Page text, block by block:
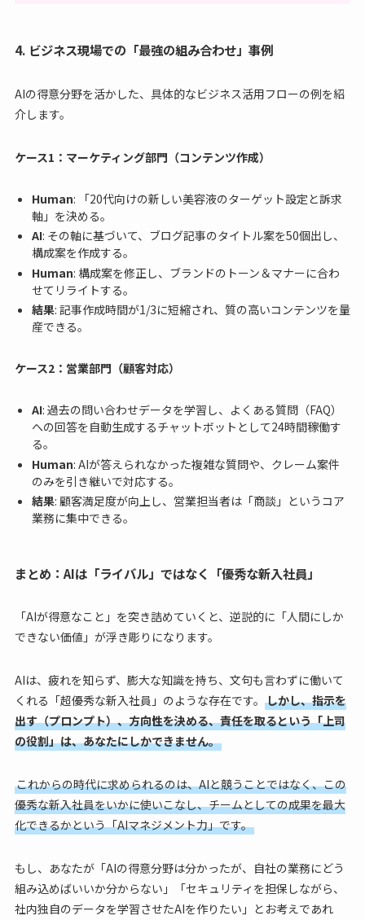
4. ビジネス現場での「最強の組み合わせ」事例
AIの得意分野を活かした、具体的なビジネス活用フローの例を紹
介します。
ケース1：マーケティング部門（コンテンツ作成）
Human: 「20代向けの新しい美容液のターゲット設定と訴求
軸」を決める。
AI: その軸に基づいて、ブログ記事のタイトル案を50個出し、
構成案を作成する。
Human: 構成案を修正し、ブランドのトーン＆マナーに合わ
せてリライトする。
結果: 記事作成時間が1/3に短縮され、質の高いコンテンツを量
産できる。
ケース2：営業部門（顧客対応）
AI: 過去の問い合わせデータを学習し、よくある質問（FAQ）
への回答を自動生成するチャットボットとして24時間稼働す
る。
Human: AIが答えられなかった複雑な質問や、クレーム案件
のみを引き継いで対応する。
結果: 顧客満足度が向上し、営業担当者は「商談」というコア
業務に集中できる。
まとめ：AIは「ライバル」ではなく「優秀な新入社員」
「AIが得意なこと」を突き詰めていくと、逆説的に「人間にしか
できない価値」が浮き彫りになります。
AIは、疲れを知らず、膨大な知識を持ち、文句も言わずに働いて
くれる「超優秀な新入社員」のような存在です。 しかし、指示を
出す（プロンプト）、方向性を決める、責任を取るという「上司
の役割」は、あなたにしかできません。
これからの時代に求められるのは、AIと競うことではなく、この
優秀な新入社員をいかに使いこなし、チームとしての成果を最大
化できるかという「AIマネジメント力」です。
もし、あなたが「AIの得意分野は分かったが、自社の業務にどう
組み込めばいいか分からない」「セキュリティを担保しながら、
社内独自のデータを学習させたAIを作りたい」とお考えであれ